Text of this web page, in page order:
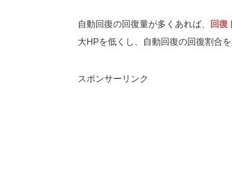
自動回復の回復量が多くあれば、 回復
大HPを低くし、自動回復の回復割合
スポンサーリンク